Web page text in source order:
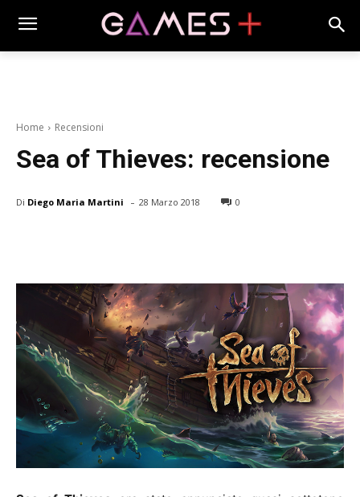
Home Recensioni
Sea of Thieves: recensione
Di Diego Maria Martini - 28 Marzo 2018 0